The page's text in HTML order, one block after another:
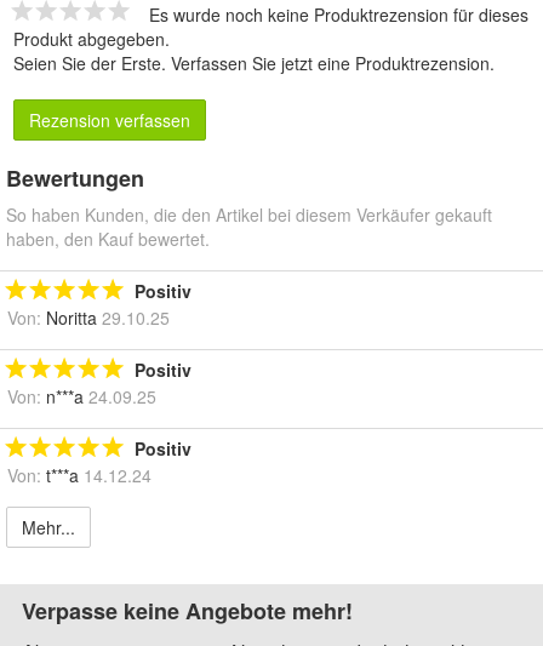
Es wurde noch keine Produktrezension für dieses
Produkt abgegeben.
Seien Sie der Erste. Verfassen Sie jetzt eine Produktrezension.
Rezension verfassen
Bewertungen
So haben Kunden, die den Artikel bei diesem Verkäufer gekauft
haben, den Kauf bewertet.
Positiv
Von: Noritta 29.10.25
Positiv
Von: n***a 24.09.25
Positiv
Von: t***a 14.12.24
Mehr...
Verpasse keine Angebote mehr!